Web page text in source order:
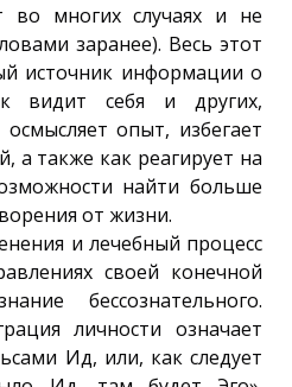
во многих случаях и не
заранее). Весь этот
источник информации о
видит себя и других,
опыт, избегает
а также как реагирует на
найти больше
от жизни.
и лечебный процесс
своей конечной
бессознательного.
личности означает
Ид, или, как следует